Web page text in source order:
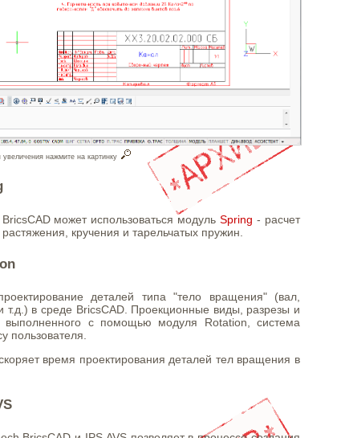
увеличения нажмите на картинку
может использоваться модульSpring - расчет
кручения и тарельчатых пружин.
деталей типа "тело вращения" (вал,
т.д.) в среде BricsCAD. Проекционные виды, разрезы и
с помощью модуля Rotation, система
пользователя.
время проектирования деталей тел вращения в